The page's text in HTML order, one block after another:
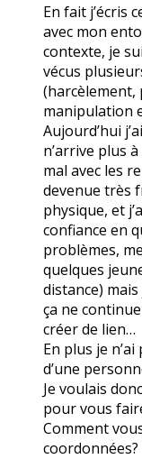
En fait j’écris
avec mon
contexte, je
vécus
(harcèlement,
manipulation
Aujourd’hui
n’arrive plus
mal avec les
devenue très
physique, et
confiance en
problèmes,
quelques
distance)
ça ne
créer de lien…
En plus je
d’une
Je voulais
pour vous
Comment
coordonnées?